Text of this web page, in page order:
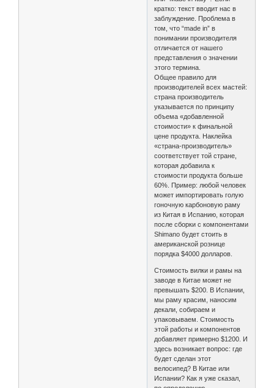
кратко: текст вводит нас в
заблуждение. Проблема в
том, что “made in” в
понимании производителя
отличается от нашего
представления о значении
этого термина.
Общее правило для
производителей всех мастей:
страна производитель
указывается по принципу
объема «добавленной
стоимости» к финальной
цене продукта. Наклейка
«страна-производитель»
соответствует той стране,
которая добавила к
стоимости продукта больше
60%. Пример: любой человек
может импортировать голую
гоночную карбоновую раму
из Китая в Испанию, которая
после сборки с компонентами
Shimano будет стоить в
американской рознице
порядка $4000 долларов.
Стоимость вилки и рамы на
заводе в Китае может не
превышать $200. В Испании,
мы раму красим, наносим
декали, собираем и
упаковываем. Стоимость
этой работы и компонентов
добавляет примерно $1200. И
здесь возникает вопрос: где
будет сделан этот
велосипед? В Китае или
Испании? Как я уже сказал,